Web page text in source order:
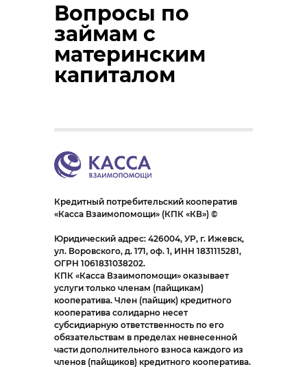
Вопросы по
займам с
материнским
капиталом
Кредитный потребительский кооператив
«Касса Взаимопомощи» (КПК «КВ») ©
Юридический адрес: 426004, УР, г. Ижевск,
ул. Воровского, д. 171, оф. 1, ИНН 1831115281,
ОГРН 1061831038202.
КПК «Касса Взаимопомощи» оказывает
услуги только членам (пайщикам)
кооператива. Член (пайщик) кредитного
кооператива солидарно несет
субсидиарную ответственность по его
обязательствам в пределах невнесенной
части дополнительного взноса каждого из
членов (пайщиков) кредитного кооператива.